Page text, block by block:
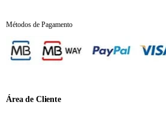
Métodos de Pagamento
Área de Cliente